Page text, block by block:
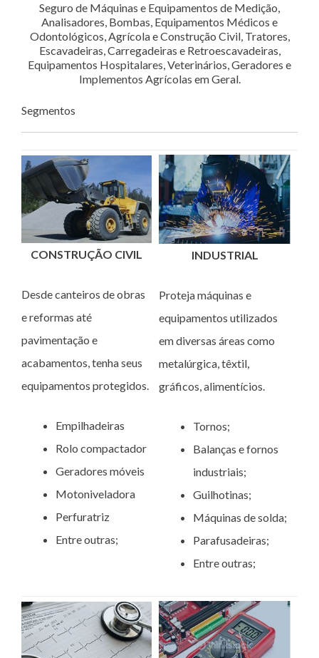
Seguro de Máquinas e Equipamentos de Medição,
Analisadores, Bombas, Equipamentos Médicos e
Odontológicos, Agrícola e Construção Civil, Tratores,
Escavadeiras, Carregadeiras e Retroescavadeiras,
Equipamentos Hospitalares, Veterinários, Geradores e
Implementos Agrícolas em Geral.
Segmentos
CONSTRUÇÃO CIVIL
Desde canteiros de obras
e reformas até
pavimentação e
acabamentos, tenha seus
equipamentos protegidos.
Empilhadeiras
Rolo compactador
Geradores móveis
Motoniveladora
Perfuratriz
Entre outras;
INDUSTRIAL
Proteja máquinas e
equipamentos utilizados
em diversas áreas como
metalúrgica, têxtil,
gráficos, alimentícios.
Tornos;
Balanças e fornos
industriais;
Guilhotinas;
Máquinas de solda;
Parafusadeiras;
Entre outras;